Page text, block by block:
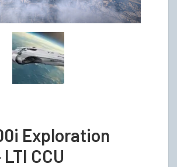
Exploration
CCU